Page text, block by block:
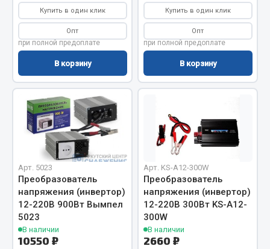
Масла
Охладжающие жидкости
Технические жидкости
Весь раздел
МЕТИЗЫ
Болты
Кольца стопорные
Пресс-масленки
Пробки
Пружины
Хомуты
Купить в один клик
Опт
при полной предоплате
В корзину
Купить в один клик
Опт
при полной предоплате
В корзину
Арт. 5023
Преобразователь
напряжения (инвертор)
12-220В 900Вт Вымпел
5023
В наличии
10550 ₽
Арт. KS-A12-300W
Преобразователь
напряжения (инвертор)
12-220В 300Вт KS-A12-
300W
В наличии
2660 ₽